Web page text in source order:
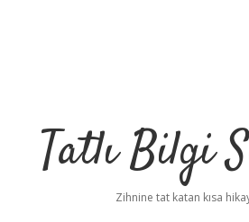
Tatlı Bilgi
Zihnine tat katan kısa